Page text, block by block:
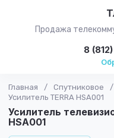
Продажа
8
Главная / Спутниковое /
Усилитель TERRA HSA001
Усилитель
HSA001